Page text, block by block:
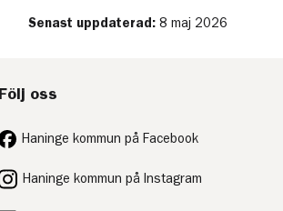
Senast uppdaterad: 8 maj 2026
Följ oss
Haninge kommun på Facebook
Haninge kommun på Instagram